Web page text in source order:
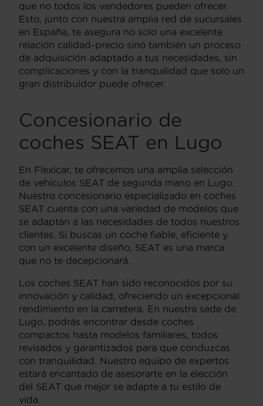
que no todos los vendedores pueden ofrecer.
Esto, junto con nuestra amplia red de sucursales
en España, te asegura no solo una excelente
relación calidad-precio sino también un proceso
de adquisición adaptado a tus necesidades, sin
complicaciones y con la tranquilidad que solo un
gran distribuidor puede ofrecer.
Concesionario de
coches SEAT en Lugo
En Flexicar, te ofrecemos una amplia selección
de vehículos SEAT de segunda mano en Lugo.
Nuestro concesionario especializado en coches
SEAT cuenta con una variedad de modelos que
se adaptan a las necesidades de todos nuestros
clientes. Si buscas un coche fiable, eficiente y
con un excelente diseño, SEAT es una marca
que no te decepcionará.
Los coches SEAT han sido reconocidos por su
innovación y calidad, ofreciendo un excepcional
rendimiento en la carretera. En nuestra sede de
Lugo, podrás encontrar desde coches
compactos hasta modelos familiares, todos
revisados y garantizados para que conduzcas
con tranquilidad. Nuestro equipo de expertos
estará encantado de asesorarte en la elección
del SEAT que mejor se adapte a tu estilo de
vida.